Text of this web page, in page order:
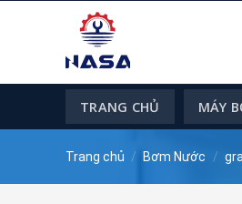
TRANG CHỦ MÁY
Trang chủ / Bơm Nước /